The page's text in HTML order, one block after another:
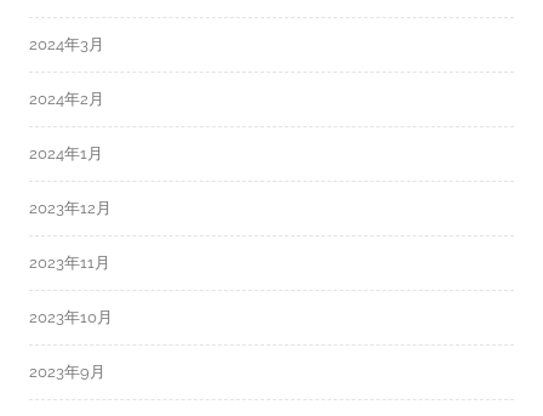
2024年3月
2024年2月
2024年1月
2023年12月
2023年11月
2023年10月
2023年9月